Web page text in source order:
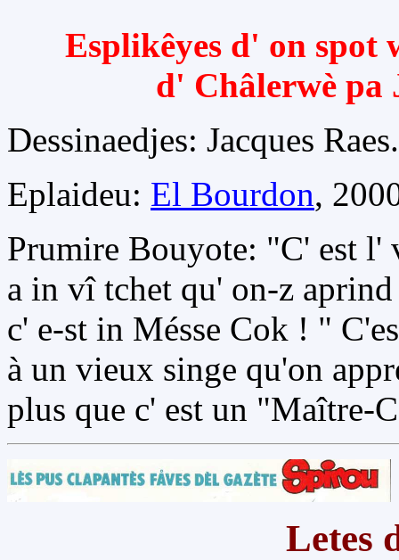
Esplikêyes d' on spot
d' Châlerwè pa
Dessinaedjes: Jacques Raes.
Eplaideu: El Bourdon,
Prumire Bouyote: "C' est l'
a in vî tchet qu' on-z aprind
c' e-st in Mésse Cok ! "
à un vieux singe qu'on
plus que c' est un "Maître-
Letes